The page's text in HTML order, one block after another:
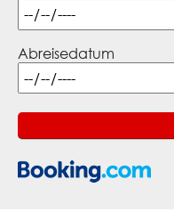
Abreisedatum